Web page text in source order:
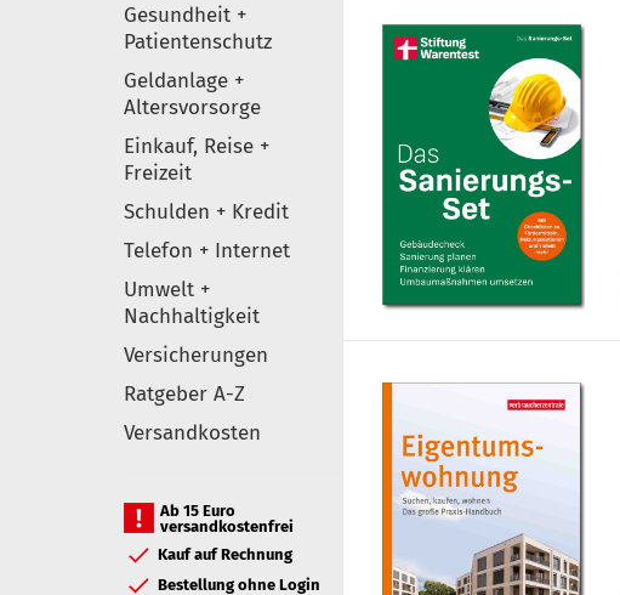
Gesundheit +
Patientenschutz
Geldanlage +
Altersvorsorge
Einkauf, Reise +
Freizeit
Schulden + Kredit
Telefon + Internet
Umwelt +
Nachhaltigkeit
Versicherungen
Ratgeber A-Z
Versandkosten
Ab 15 Euro
versandkostenfrei
Kauf auf Rechnung
Bestellung ohne Login